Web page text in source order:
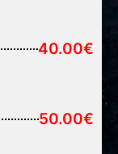
40.00€
50.00€